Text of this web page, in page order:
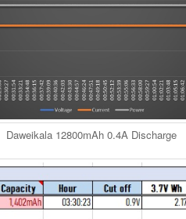
Daweikala 12800mAh 0.4A Discharge